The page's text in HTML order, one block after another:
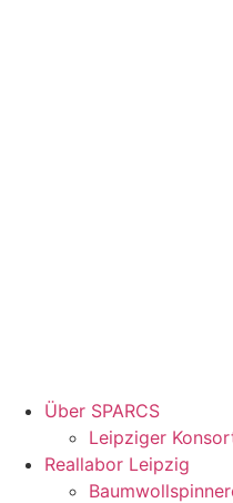
Über SPARCS
Leipziger
Reallabor Leipzig